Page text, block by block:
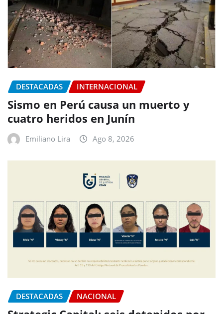
DESTACADAS INTERNACIONAL
Sismo en Perú causa un muerto y
cuatro heridos en Junín
Emiliano Lira Ago 8, 2026
DESTACADAS NACIONAL